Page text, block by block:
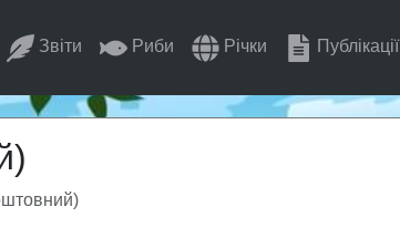
Звіти Риби Річки Публікації